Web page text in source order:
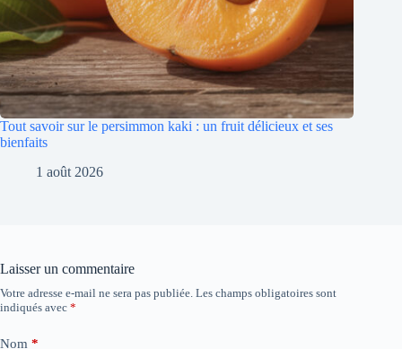
Tout savoir sur le persimmon kaki : un fruit délicieux et ses
bienfaits
1 août 2026
Laisser un commentaire
Votre adresse e-mail ne sera pas publiée. Les champs obligatoires sont
indiqués avec *
Nom *